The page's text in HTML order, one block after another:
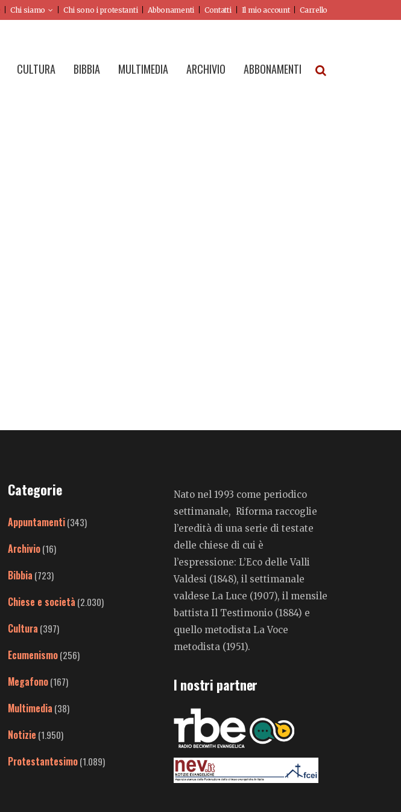
Chi siamo Chi sono i protestanti Abbonamenti Contatti Il mio account Carrello
CULTURA BIBBIA MULTIMEDIA ARCHIVIO ABBONAMENTI
Categorie
Appuntamenti(343)
Archivio(16)
Bibbia (723)
Chiese e società (2.030)
Cultura (397)
Ecumenismo(256)
Megafono(167)
Multimedia (38)
Notizie (1.950)
Protestantesimo(1.089)
Nato nel 1993 come periodico
settimanale, Riforma raccoglie
l’eredità di una serie di testate
delle chiese di cui è
l’espressione: L’Eco delle Valli
Valdesi (1848), il settimanale
valdese La Luce (1907), il mensile
battista Il Testimonio (1884) e
quello metodista La Voce
metodista (1951).
I nostri partner